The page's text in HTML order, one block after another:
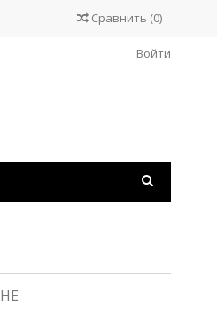
Сравнить (0)
Войти